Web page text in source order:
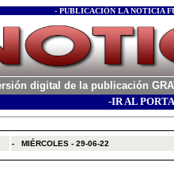
- PUBLICACIÓN LA NOTICIA
digital de la publicación
-IR AL
- MIÉRCOLES - 29-06-22